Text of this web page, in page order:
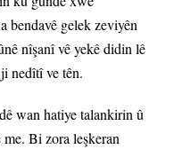
bendavê gelek zeviyên
nîşanî vê yekê didin lê
nedîtî ve tên.
wan hatiye talankirin û
Bi zora leşkeran